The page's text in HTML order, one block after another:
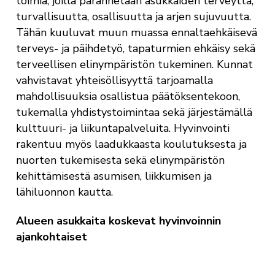
turvallisuutta, osallisuutta ja arjen sujuvuutta.
Tähän kuuluvat muun muassa ennaltaehkäisevä
terveys- ja päihdetyö, tapaturmien ehkäisy sekä
terveellisen elinympäristön tukeminen. Kunnat
vahvistavat yhteisöllisyyttä tarjoamalla
mahdollisuuksia osallistua päätöksentekoon,
tukemalla yhdistystoimintaa sekä järjestämällä
kulttuuri- ja liikuntapalveluita. Hyvinvointi
rakentuu myös laadukkaasta koulutuksesta ja
nuorten tukemisesta sekä elinympäristön
kehittämisestä asumisen, liikkumisen ja
lähiluonnon kautta.
Alueen asukkaita koskevat hyvinvoinnin
ajankohtaiset